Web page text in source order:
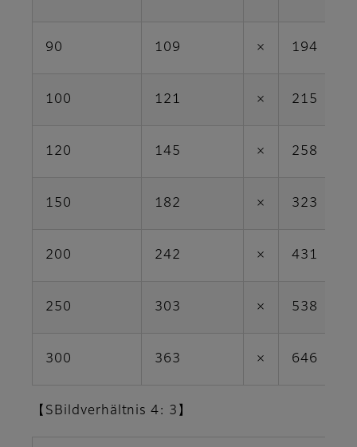
90 109 × 194
100 121 × 215
120 145 × 258
150 182 × 323
200 242 × 431
250 303 × 538
300 363 × 646
【SBildverhältnis 4: 3】